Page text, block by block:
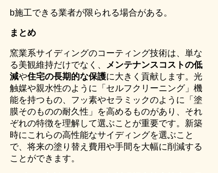
b施工できる業者が限られる場合がある。
まとめ
窯業系サイディングのコーティング技術は、単な
る美観維持だけでなく、
メンテナンスコストの低
減や住宅の長期的な保護に大きく貢献します。光
触媒や親水性のように「セルフクリーニング」機
能を持つもの、フッ素やセラミックのように「塗
膜そのものの耐久性」を高めるものがあり、それ
ぞれの特徴を理解して選ぶことが重要です。新築
時にこれらの高性能なサイディングを選ぶこと
で、将来の塗り替え費用や手間を大幅に削減する
ことができます。